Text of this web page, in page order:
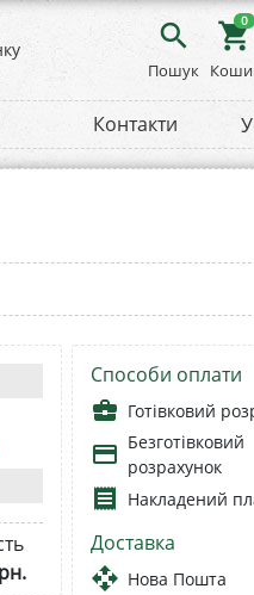
search
Пошук
shopping_cart
0
Контакти
Способи оплати
business_center Готівковий
payment Безготівковий
розрахунок
receipt Накладений
Доставка
open_with Нова Пошта